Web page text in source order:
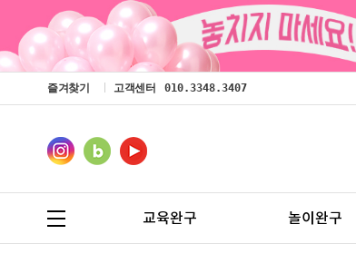
즐겨찾기 고객센터 010.3348.3407
교육완구 놀이완구